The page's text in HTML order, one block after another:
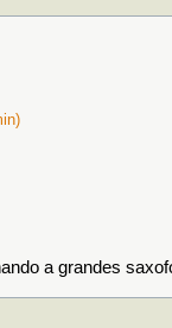
a grandes